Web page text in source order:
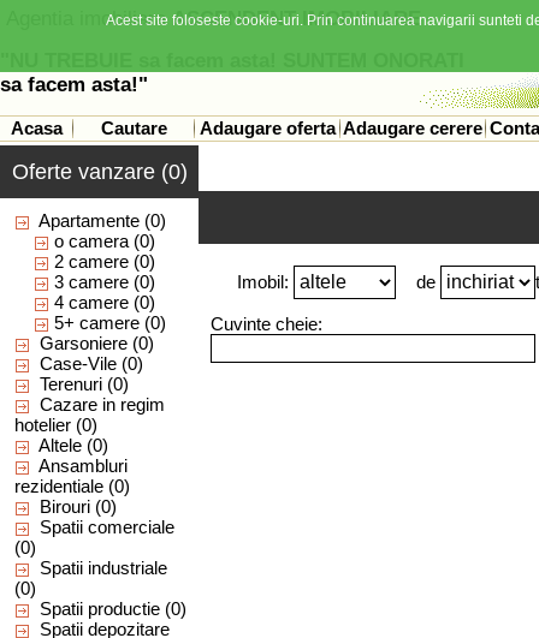
Agentia imobiliara ASCENDENT IMOBILIARE
sa facem asta!"
Acasa Cautare Adaugare oferta Adaugare cerere
Oferte vanzare (0)
Apartamente (0)
o camera (0)
2 camere (0)
3 camere (0)
4 camere (0)
5+ camere (0)
Garsoniere (0)
Case-Vile (0)
Terenuri (0)
Cazare in regim
hotelier (0)
Altele (0)
Ansambluri
rezidentiale (0)
Birouri (0)
Spatii comerciale
(0)
Spatii industriale
(0)
Spatii productie (0)
Spatii depozitare
Imobil: de
Cuvinte cheie:
Acest site foloseste cookie-uri. Prin continuarea navigarii sunteti